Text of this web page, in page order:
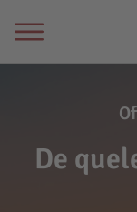
De